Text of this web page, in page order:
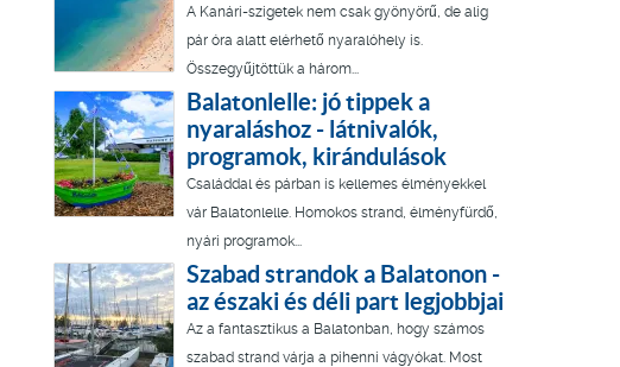
A Kanári-szigetek nem csak gyönyörű, de alig
pár óra alatt elérhető nyaralóhely is.
Összegyűjtöttük a három...
Balatonlelle: jó tippek a
nyaraláshoz - látnivalók,
programok, kirándulások
Családdal és párban is kellemes élményekkel
vár Balatonlelle. Homokos strand, élményfürdő,
nyári programok...
Szabad strandok a Balatonon -
az északi és déli part legjobbjai
Az a fantasztikus a Balatonban, hogy számos
szabad strand várja a pihenni vágyókat. Most